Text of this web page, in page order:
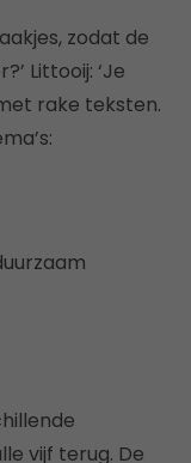
zodat de
Littooij: ‘Je
rake teksten.
vijf terug. De